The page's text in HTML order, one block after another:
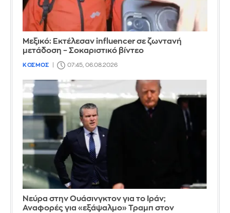
Μεξικό: Εκτέλεσαν influencer σε ζωντανή
μετάδοση – Σοκαριστικό βίντεο
ΚΟΣΜΟΣ 07:45, 06.08.2026
Νεύρα στην Ουάσινγκτον για το Ιράν;
Αναφορές για «εξάψαλμο» Τραμπ στον